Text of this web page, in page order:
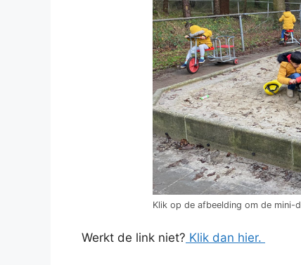
Klik op de afbeelding om de mini-
Werkt de link niet? Klik dan hier.